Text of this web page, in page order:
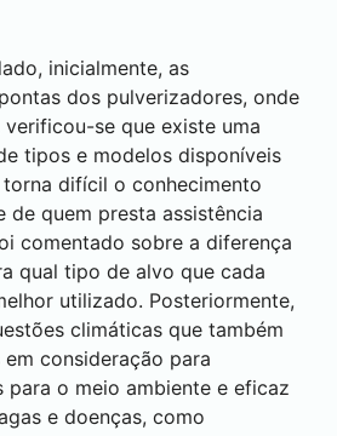
inicialmente, as
dos pulverizadores, onde
se que existe uma
tipos e modelos disponíveis
difícil o conhecimento
quem presta assistência
comentado sobre a diferença
qual tipo de alvo que cada
utilizado. Posteriormente,
climáticas que também
consideração para
para o meio ambiente e eficaz
e doenças, como